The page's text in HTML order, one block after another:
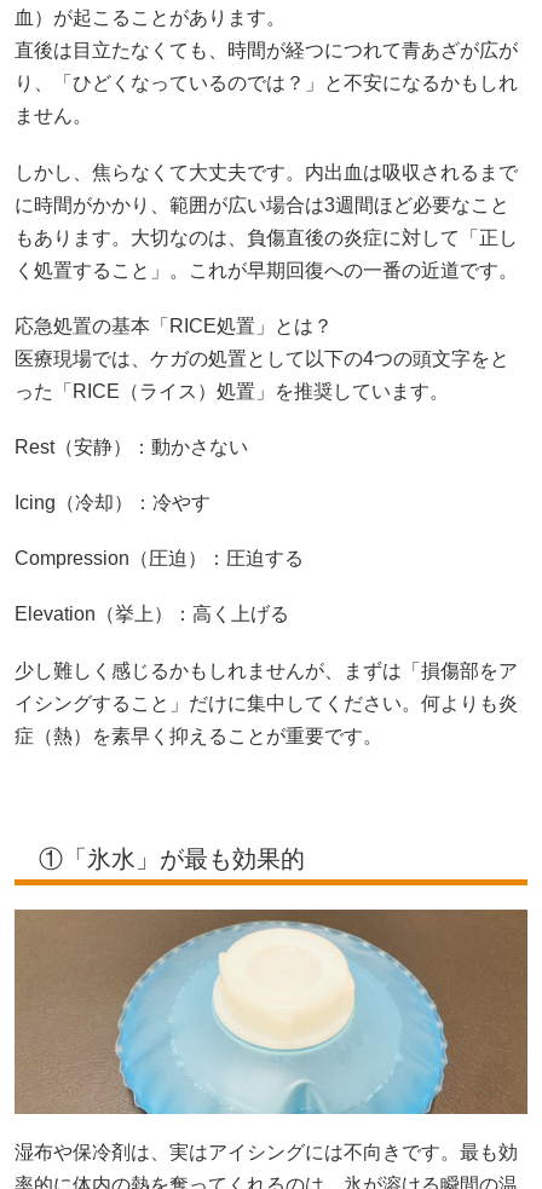
血）が起こることがあります。
直後は目立たなくても、時間が経つにつれて青あざが広が
り、「ひどくなっているのでは？」と不安になるかもしれ
ません。
しかし、焦らなくて大丈夫です。内出血は吸収されるまで
に時間がかかり、範囲が広い場合は3週間ほど必要なこと
もあります。大切なのは、負傷直後の炎症に対して「正し
く処置すること」。これが早期回復への一番の近道です。
応急処置の基本「RICE処置」とは？
医療現場では、ケガの処置として以下の4つの頭文字をと
った「RICE（ライス）処置」を推奨しています。
Rest（安静）：動かさない
Icing（冷却）：冷やす
Compression（圧迫）：圧迫する
Elevation（挙上）：高く上げる
少し難しく感じるかもしれませんが、まずは「損傷部をア
イシングすること」だけに集中してください。何よりも炎
症（熱）を素早く抑えることが重要です。
①「氷水」が最も効果的
湿布や保冷剤は、実はアイシングには不向きです。最も効